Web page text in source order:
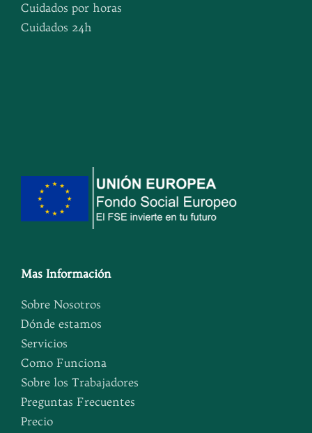
Cuidados por horas
Cuidados 24h
Mas Información
Sobre Nosotros
Dónde estamos
Servicios
Como Funciona
Sobre los Trabajadores
Preguntas Frecuentes
Precio